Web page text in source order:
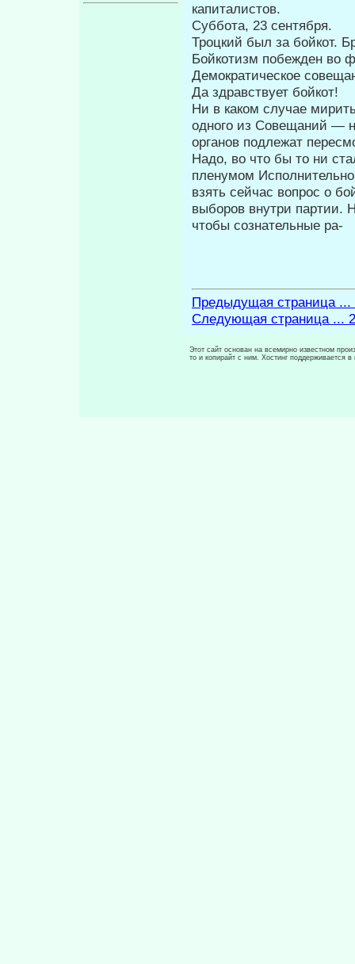
капиталистов.
Суббота, 23 сентября.
Троцкий был за бойкот.
Бойкотизм побежден во
Демократическое
Да здравствует бойкот!
Ни в каком случае
одного из Совещаний —
органов подлежат
Надо, во что бы то ни
пленумом
взять сейчас вопрос о
выборов внутри партии.
чтобы сознательные ра-
Предыдущая страница ...
Следующая страница ...
Этот сайт основан на всемирно известном
то и копирайт с ним. Хостинг поддерживается